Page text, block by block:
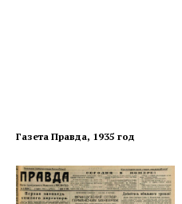
Газета Правда, 1935 год